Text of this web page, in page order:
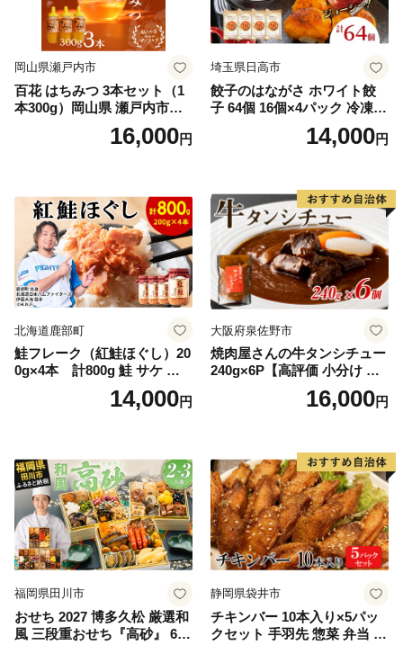
岡山県瀬戸内市
百花 はちみつ 3本セット（1
本300g）岡山県 瀬戸内市産
石黒農園 ヨーグルト パン 砂
糖の代わり 香り高い いい香
16,000円
埼玉県日高市
餃子のはながさ ホワイト餃
子 64個 16個×4パック 冷凍
中華 点心 B級グルメ ご当地
野菜 おつまみ おかず 簡単調
ー ギフト お取り寄せ 日高市
14,000円
北海道鹿部町
鮭フレーク（紅鮭ほぐし）20
0g×4本 計800g 鮭 サケ 鮭
ほぐし サケフレーク シャケ
フレーク 鮭フレーク14,000円
大阪府泉佐野市
焼肉屋さんの牛タンシチュー
240g×6P【高評価 小分け 惣
菜 牛たん 一人暮らし 冷凍】
16,000円
福岡県田川市
おせち 2027 博多久松 厳選和
風 三段重おせち『高砂』 6.5
静岡県袋井市
チキンバー 10本入り×5パッ
クセット 手羽先 惣菜 弁当 お